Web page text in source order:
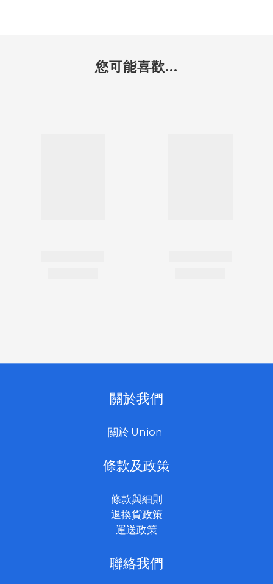
您可能喜歡...
關於我們
關於 Union
條款及政策
條款與細則
退換貨政策
運送政策
聯絡我們